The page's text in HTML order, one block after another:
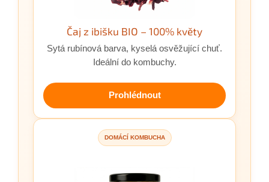
Čaj z ibišku BIO – 100% květy
Sytá rubínová barva, kyselá osvěžující chuť.
Ideální do kombuchy.
Prohlédnout
DOMÁCÍ KOMBUCHA